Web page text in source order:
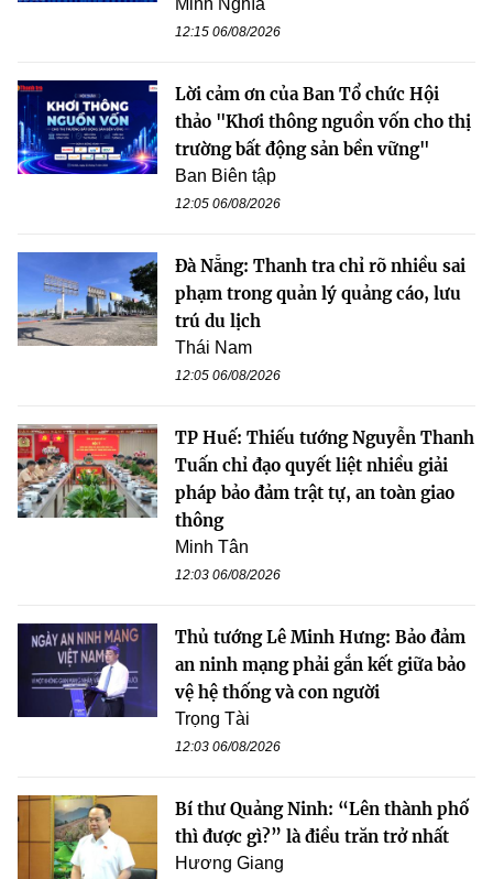
Minh Nghĩa
12:15 06/08/2026
Lời cảm ơn của Ban Tổ chức Hội
thảo "Khơi thông nguồn vốn cho thị
trường bất động sản bền vững"
Ban Biên tập
12:05 06/08/2026
Đà Nẵng: Thanh tra chỉ rõ nhiều sai
phạm trong quản lý quảng cáo, lưu
trú du lịch
Thái Nam
12:05 06/08/2026
TP Huế: Thiếu tướng Nguyễn Thanh
Tuấn chỉ đạo quyết liệt nhiều giải
pháp bảo đảm trật tự, an toàn giao
thông
Minh Tân
12:03 06/08/2026
Thủ tướng Lê Minh Hưng: Bảo đảm
an ninh mạng phải gắn kết giữa bảo
vệ hệ thống và con người
Trọng Tài
12:03 06/08/2026
Bí thư Quảng Ninh: “Lên thành phố
thì được gì?” là điều trăn trở nhất
Hương Giang